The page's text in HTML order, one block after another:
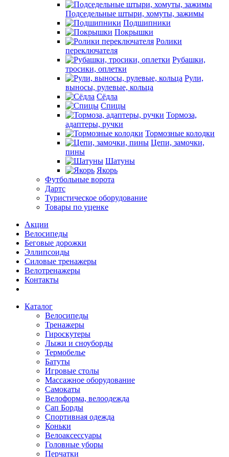
Подседельные штыри, хомуты, зажимы
Подшипники
Покрышки
Ролики
переключателя
Рубашки,
тросики, оплетки
Рули,
выносы, рулевые, кольца
Сёдла
Спицы
Тормоза,
адаптеры, ручки
Тормозные колодки
Цепи, замочки,
пины
Шатуны
Якорь
Футбольные ворота
Дартс
Туристическое оборудование
Товары по уценке
Акции
Велосипеды
Беговые дорожки
Эллипсоиды
Силовые тренажеры
Велотренажеры
Контакты
Каталог
Велосипеды
Тренажеры
Гироскутеры
Лыжи и сноуборды
Термобелье
Батуты
Игровые столы
Массажное оборудование
Самокаты
Велоформа, велоодежда
Сап Борды
Спортивная одежда
Коньки
Велоаксессуары
Головные уборы
Перчатки